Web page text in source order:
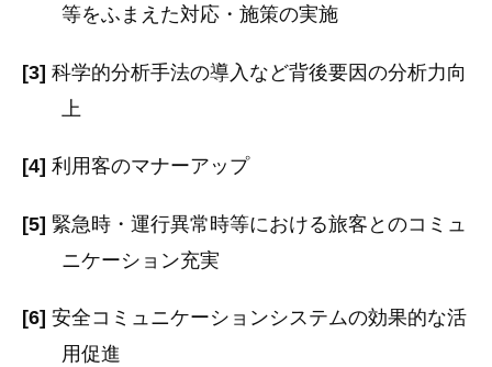
等をふまえた対応・施策の実施
[3] 科学的分析手法の導入など背後要因の分析力向
上
[4] 利用客のマナーアップ
[5] 緊急時・運行異常時等における旅客とのコミュ
ニケーション充実
[6] 安全コミュニケーションシステムの効果的な活
用促進